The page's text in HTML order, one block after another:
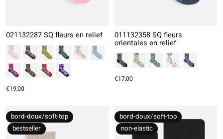
021132287 SQ fleurs en relief
€19,00
011132358 SQ fleurs
orientales en relief
€17,00
bord-doux/soft-top
bestseller
bord-doux/soft-top
non-elastic